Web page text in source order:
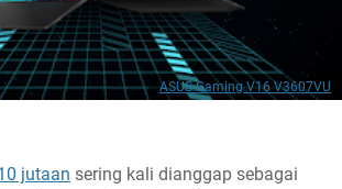
ASUS Gaming V16 V3607VU
jutaan sering kali dianggap sebagai